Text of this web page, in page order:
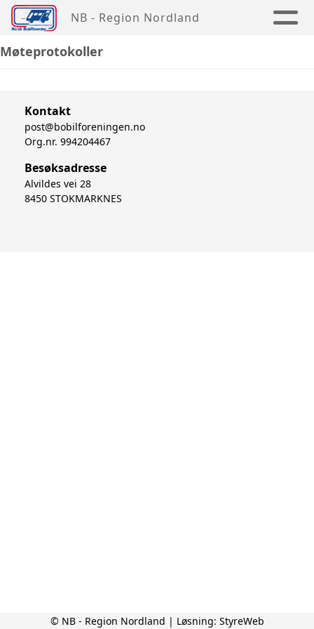
NB - Region Nordland
Møteprotokoller
Kontakt
post@bobilforeningen.no
Org.nr. 994204467
Besøksadresse
Alvildes vei 28
8450 STOKMARKNES
© NB - Region Nordland | Løsning: StyreWeb